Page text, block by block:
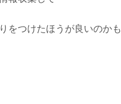
をつけたほうが良いのかも